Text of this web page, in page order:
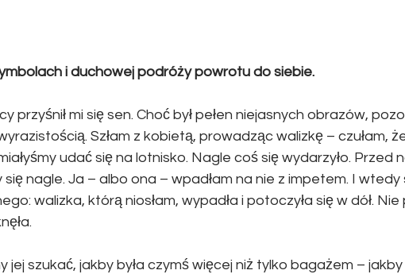
i duchowej podróży powrotu do siebie.
przyśnił mi się sen. Choć był pełen niejasnych obrazów,
Szłam z kobietą, prowadząc walizkę – czułam,
udać się na lotnisko. Nagle coś się wydarzyło. Przed
się nagle. Ja – albo ona – wpadłam na nie z impetem. I wtedy
walizka, którą niosłam, wypadła i potoczyła się w dół.
jej szukać, jakby była czymś więcej niż tylko bagażem –